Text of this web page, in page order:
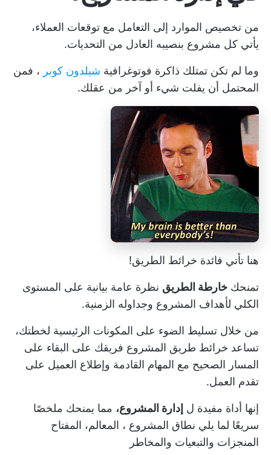
من تخصيص الموارد إلى التعامل مع توقعات العملاء،
يأتي كل مشروع بنصيبه العادل من التحديات.
وما لم تكن تمتلك ذاكرة فوتوغرافية شيلدون كوبر ، فمن
المحتمل أن يفلت شيء أو آخر من عقلك.
هنا تأتي فائدة خرائط الطريق!
تمنحك خارطة الطريق نظرة عامة بيانية على المستوى
الكلي لأهداف المشروع وجداوله الزمنية.
من خلال تسليط الضوء على المكونات الرئيسية لخطتك،
تساعد خرائط طريق المشروع فريقك على البقاء على
المسار الصحيح مع المهام القادمة وإطلاع العميل على
تقدم العمل.
إنها أداة مفيدة ل إدارة المشروع، مما يمنحك ملخصًا
سريعًا لما يلي نطاق المشروع ، المعالم، المفتاح
المنجزات والتبعيات والمخاطر